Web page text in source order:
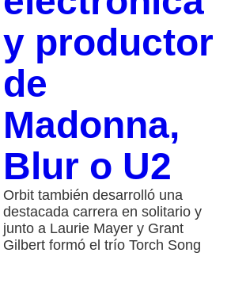
y productor
de
Madonna,
Blur o U2
Orbit también desarrolló una
destacada carrera en solitario y
junto a Laurie Mayer y Grant
Gilbert formó el trío Torch Song